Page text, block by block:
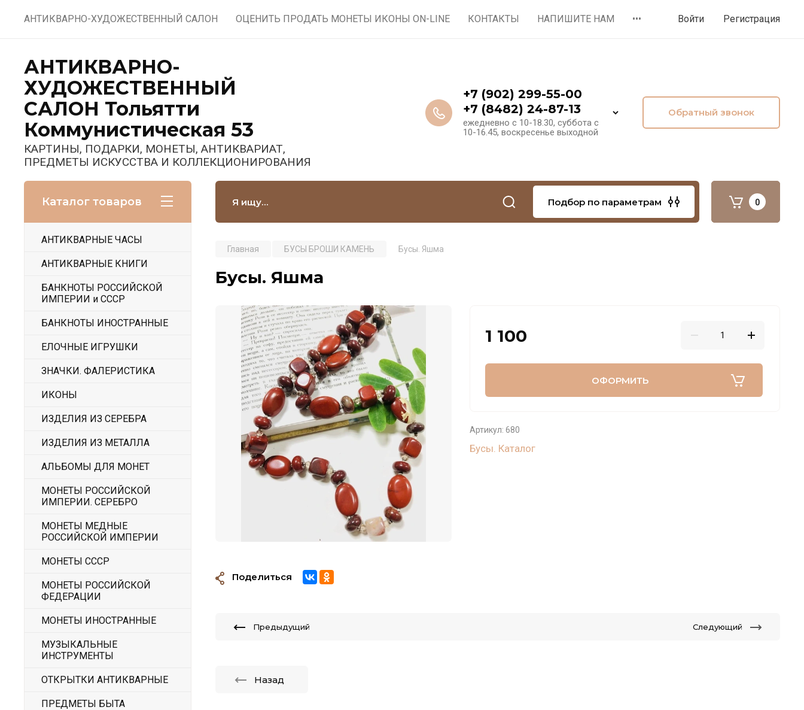
АНТИКВАРНО-ХУДОЖЕСТВЕННЫЙ САЛОН ОЦЕНИТЬ ПРОДАТЬ МОНЕТЫ ИКОНЫ ON-LINE КОНТАКТЫ НАПИШИТЕ НАМ ••• Войти Регистрация
АНТИКВАРНО-
ХУДОЖЕСТВЕННЫЙ
САЛОН Тольятти
Коммунистическая 53
КАРТИНЫ, ПОДАРКИ, МОНЕТЫ, АНТИКВАРИАТ,
ПРЕДМЕТЫ ИСКУССТВА И КОЛЛЕКЦИОНИРОВАНИЯ
+7 (902) 299-55-00
+7 (8482) 24-87-13
ежедневно с 10-18.30, суббота с
10-16.45, воскресенье выходной
Обратный звонок
Каталог товаров Подбор по параметрам 0
АНТИКВАРНЫЕ ЧАСЫ
АНТИКВАРНЫЕ КНИГИ
БАНКНОТЫ РОССИЙСКОЙ
ИМПЕРИИ и СССР
БАНКНОТЫ ИНОСТРАННЫЕ
ЕЛОЧНЫЕ ИГРУШКИ
ЗНАЧКИ. ФАЛЕРИСТИКА
ИКОНЫ
ИЗДЕЛИЯ ИЗ СЕРЕБРА
ИЗДЕЛИЯ ИЗ МЕТАЛЛА
АЛЬБОМЫ ДЛЯ МОНЕТ
МОНЕТЫ РОССИЙСКОЙ
ИМПЕРИИ. СЕРЕБРО
МОНЕТЫ МЕДНЫЕ
РОССИЙСКОЙ ИМПЕРИИ
МОНЕТЫ СССР
МОНЕТЫ РОССИЙСКОЙ
ФЕДЕРАЦИИ
МОНЕТЫ ИНОСТРАННЫЕ
МУЗЫКАЛЬНЫЕ
ИНСТРУМЕНТЫ
ОТКРЫТКИ АНТИКВАРНЫЕ
ПРЕДМЕТЫ БЫТА
Главная БУСЫ БРОШИ КАМЕНЬ Бусы. Яшма
Бусы. Яшма
1 100
ОФОРМИТЬ
Артикул: 680
Бусы. Каталог
Поделиться
Предыдущий Следующий
Назад